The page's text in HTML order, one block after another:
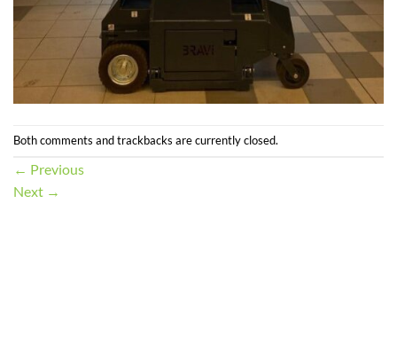
Both comments and trackbacks are currently closed.
← Previous
Next →